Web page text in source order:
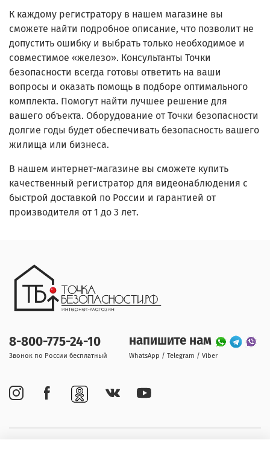
К каждому регистратору в нашем магазине вы
сможете найти подробное описание, что позволит не
допустить ошибку и выбрать только необходимое и
совместимое «железо». Консультанты Точки
безопасности всегда готовы ответить на ваши
вопросы и оказать помощь в подборе оптимального
комплекта. Помогут найти лучшее решение для
вашего объекта. Оборудование от Точки безопасности
долгие годы будет обеспечивать безопасность вашего
жилища или бизнеса.
В нашем интернет-магазине вы сможете купить
качественный регистратор для видеонаблюдения с
быстрой доставкой по России и гарантией от
производителя от 1 до 3 лет.
8-800-775-24-10
Звонок по России бесплатный
напишите нам
WhatsApp / Telegram / Viber